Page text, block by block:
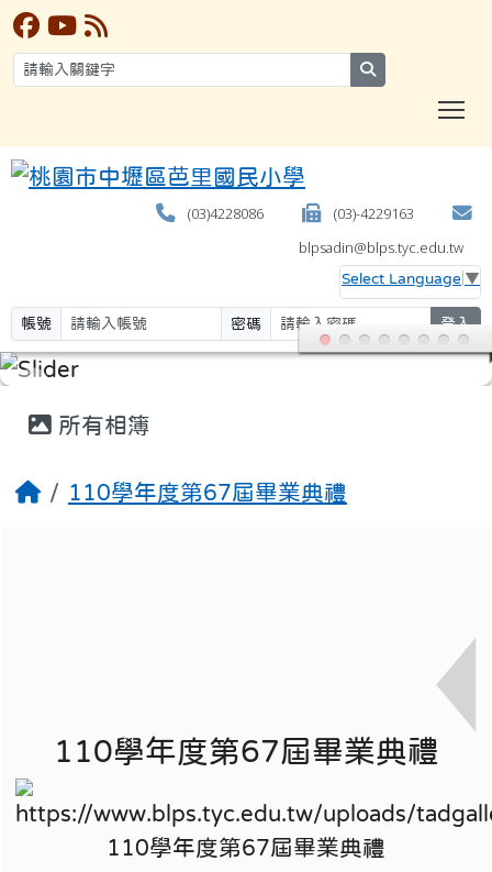
(03)4228086
(03)-4229163
blpsadin@blps.tyc.edu.tw
Select Language ▼
帳號 密碼 登入
所有相簿
110學年度第67屆畢業典禮
110學年度第67屆畢業典禮